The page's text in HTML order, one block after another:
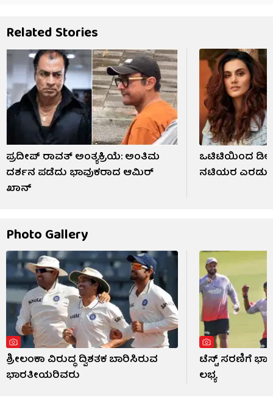
Related Stories
ಪ್ರದೀಪ್ ರಾವತ್ ಅಂತ್ಯಕ್ರಿಯೆ: ಅಂತಿಮ
ದರ್ಶನ ಪಡೆದು ಭಾವುಕರಾದ ಆಮಿರ್
ಖಾನ್
ಒಟಿಟಿಯಿಂದ
ನಟಿಯರ ಎರಡು
Photo Gallery
ಶ್ರೀಲಂಕಾ ವಿರುದ್ಧ ದ್ವಿಶತಕ ಬಾರಿಸಿರುವ
ಭಾರತೀಯರಿವರು
ಟೆಸ್ಟ್ ಸರಣಿಗೆ
ಲಭ್ಯ